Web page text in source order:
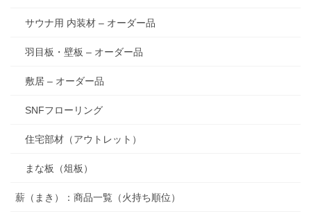
サウナ用 内装材 – オーダー品
羽目板・壁板 – オーダー品
敷居 – オーダー品
SNFフローリング
住宅部材（アウトレット）
まな板（俎板）
薪（まき）：商品一覧（火持ち順位）